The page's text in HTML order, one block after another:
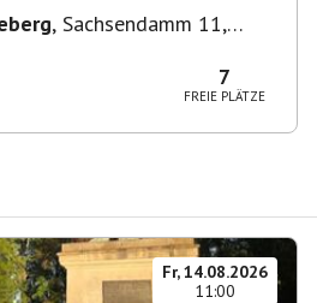
, Sachsendamm 11,
7
FREIE PLÄTZE
Fr, 14.08.2026
11:00